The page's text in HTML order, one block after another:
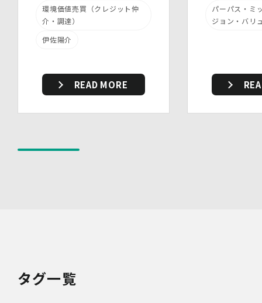
・ 個人データについての秘密保持に関する事項を就業規
則に規定しています。
・個人データを取扱う区域において、従業員の入退室管理
す。
・個人データを取り扱う機器、電子媒体及び書類等の盗難
・事務所内外の移動を含め、個人情報を取り扱う機器、電
ス回数、ご利用ブラウザ及びOSその他利用端末等の情報
の収集を行うことがあります。また、広告の効果測定のた
環境価値売買（クレジット仲
介・調達）
伊佐陽介
READ MORE
パーパス・ミ
ジョン・バリ
タグ一覧